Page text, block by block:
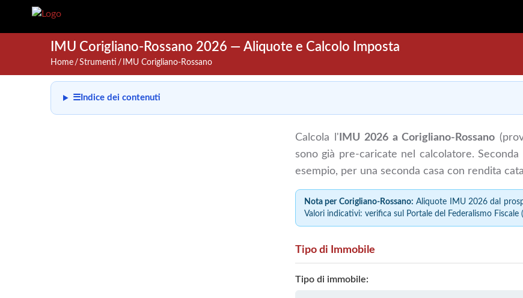
IMU Corigliano-Rossano 2026 — Aliquote e Calcolo Imposta
Home Strumenti IMU Corigliano-Rossano
☰ Indice dei contenuti
Calcola l' IMU 2026 a Corigliano-Rossano
sono già pre-caricate nel calcolatore. Seconda
esempio, per una seconda casa con rendita
Nota per Corigliano-Rossano: Aliquote IMU 2026 dal
Valori indicativi: verifica sul Portale del Federalismo Fiscale
Tipo di Immobile
Tipo di immobile: